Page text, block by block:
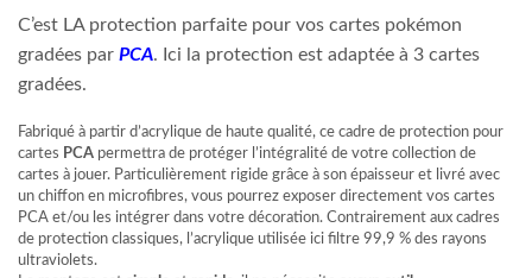
C’est LA protection parfaite pour vos cartes pokémon
gradées par PCA. Ici la protection est adaptée à 3 cartes
gradées.
Fabriqué à partir d’acrylique de haute qualité, ce cadre de protection pour
cartes PCA permettra de protéger l’intégralité de votre collection de
cartes à jouer. Particulièrement rigide grâce à son épaisseur et livré avec
un chiffon en microfibres, vous pourrez exposer directement vos cartes
PCA et/ou les intégrer dans votre décoration. Contrairement aux cadres
de protection classiques, l’acrylique utilisée ici filtre 99,9 % des rayons
ultraviolets.